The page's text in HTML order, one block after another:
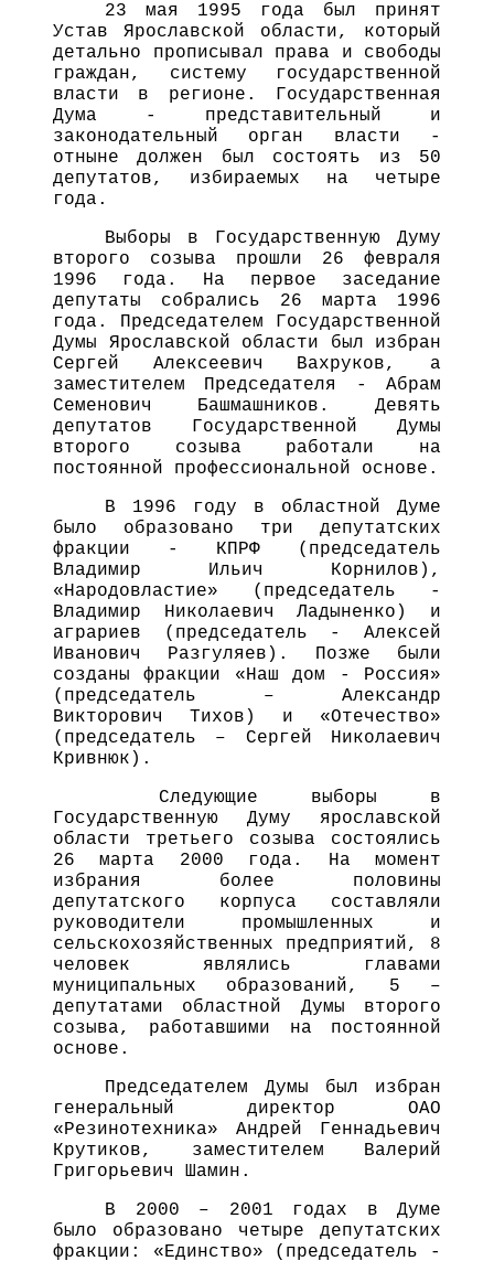
23 мая 1995 года был принят
Устав Ярославской области, который
детально прописывал права и свободы
граждан, систему государственной
власти в регионе. Государственная
Дума - представительный и
законодательный орган власти -
отныне должен был состоять из 50
депутатов, избираемых на четыре
года.
Выборы в Государственную Думу
второго созыва прошли 26 февраля
1996 года. На первое заседание
депутаты собрались 26 марта 1996
года. Председателем Государственной
Думы Ярославской области был избран
Сергей Алексеевич Вахруков, а
заместителем Председателя - Абрам
Семенович Башмашников. Девять
депутатов Государственной Думы
второго созыва работали на
постоянной профессиональной основе.
В 1996 году в областной Думе
было образовано три депутатских
фракции - КПРФ (председатель
Владимир Ильич Корнилов),
«Народовластие» (председатель -
Владимир Николаевич Ладыненко) и
аграриев (председатель - Алексей
Иванович Разгуляев). Позже были
созданы фракции «Наш дом - Россия»
(председатель – Александр
Викторович Тихов) и «Отечество»
(председатель – Сергей Николаевич
Кривнюк).
Следующие выборы в
Государственную Думу ярославской
области третьего созыва состоялись
26 марта 2000 года. На момент
избрания более половины
депутатского корпуса составляли
руководители промышленных и
сельскохозяйственных предприятий, 8
человек являлись главами
муниципальных образований, 5 –
депутатами областной Думы второго
созыва, работавшими на постоянной
основе.
Председателем Думы был избран
генеральный директор ОАО
«Резинотехника» Андрей Геннадьевич
Крутиков, заместителем Валерий
Григорьевич Шамин.
В 2000 – 2001 годах в Думе
было образовано четыре депутатских
фракции: «Единство» (председатель -